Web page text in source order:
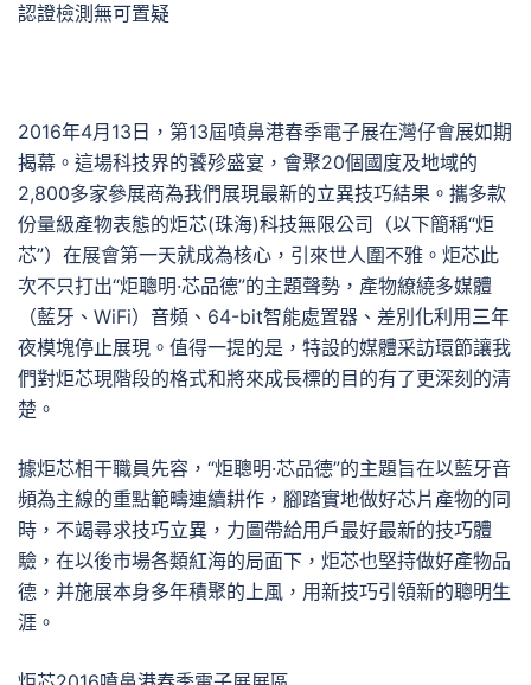
認證檢測無可置疑
2016年4月13日，第13屆噴鼻港春季電子展在灣仔會展如期
揭幕。這場科技界的饕殄盛宴，會聚20個國度及地域的
2,800多家參展商為我們展現最新的立異技巧結果。攜多款
份量級產物表態的炬芯(珠海)科技無限公司（以下簡稱“炬
芯”）在展會第一天就成為核心，引來世人圍不雅。炬芯此
次不只打出“炬聰明·芯品德”的主題聲勢，產物繚繞多媒體
（藍牙、WiFi）音頻、64-bit智能處置器、差別化利用三年
夜模塊停止展現。值得一提的是，特設的媒體采訪環節讓我
們對炬芯現階段的格式和將來成長標的目的有了更深刻的清
楚。
據炬芯相干職員先容，“炬聰明·芯品德”的主題旨在以藍牙音
頻為主線的重點範疇連續耕作，腳踏實地做好芯片產物的同
時，不竭尋求技巧立異，力圖帶給用戶最好最新的技巧體
驗，在以後市場各類紅海的局面下，炬芯也堅持做好產物品
德，并施展本身多年積聚的上風，用新技巧引領新的聰明生
涯。